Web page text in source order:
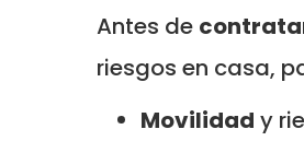
Antes de
riesgos en casa,
Movilidad y